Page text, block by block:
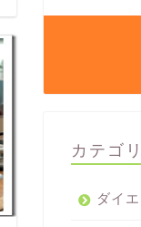
カテゴリ
ダイ